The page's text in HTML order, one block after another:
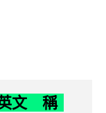
英文 稱